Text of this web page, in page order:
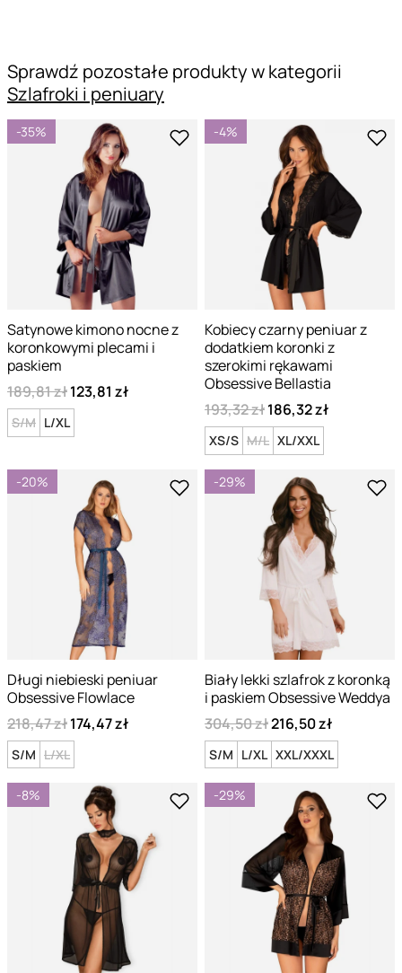
Sprawdź pozostałe produkty w kategorii
Szlafroki i peniuary
-35%
Satynowe kimono nocne z
koronkowymi plecami i
paskiem
189,81 zł123,81 zł
S/M L/XL
-4%
Kobiecy czarny peniuar z
dodatkiem koronki z
szerokimi rękawami
Obsessive Bellastia
193,32 zł186,32 zł
XS/S M/L XL/XXL
-20%
Długi niebieski peniuar
Obsessive Flowlace
218,47 zł174,47 zł
S/M L/XL
-29%
Biały lekki szlafrok z koronką
i paskiem Obsessive Weddya
304,50 zł216,50 zł
S/M L/XL XXL/XXXL
-8% -29%